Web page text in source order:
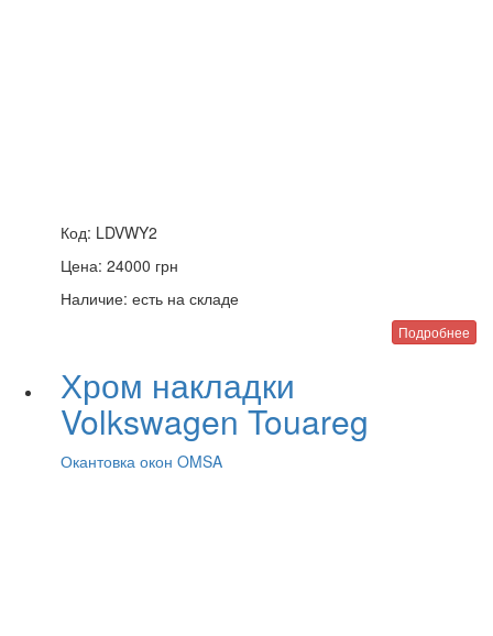
Код: LDVWY2
Цена: 24000 грн
Наличие: есть на складе
Подробнее
Хром накладки
Volkswagen Touareg
Окантовка окон OMSA